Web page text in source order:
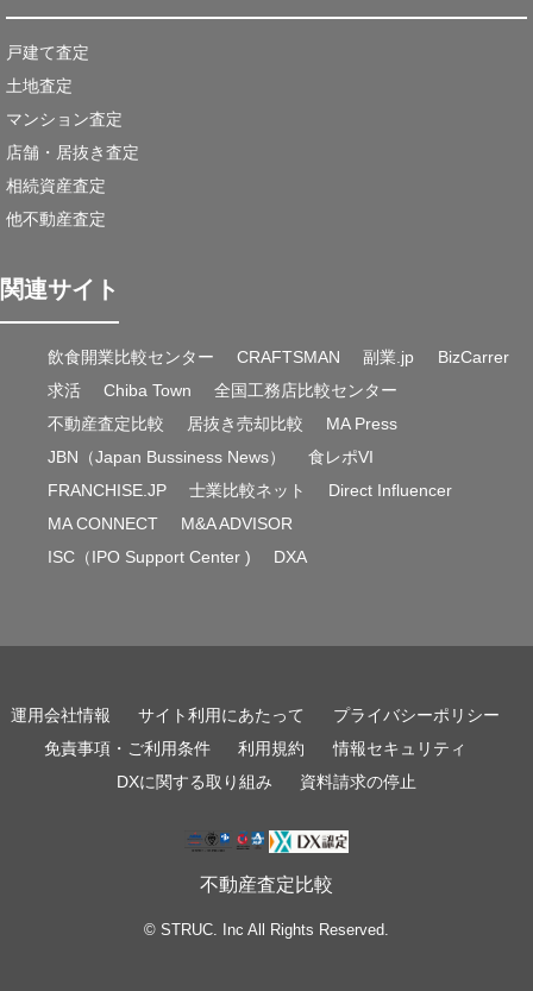
戸建て査定
土地査定
マンション査定
店舗・居抜き査定
相続資産査定
他不動産査定
関連サイト
飲食開業比較センター CRAFTSMAN 副業.jp
BizCarrer
求活
Chiba Town
全国工務店比較センター
不動産査定比較
居抜き売却比較
MA Press
JBN（Japan Bussiness News）
食レポVI
FRANCHISE.JP
士業比較ネット
Direct Influencer
MA CONNECT
M&A ADVISOR
ISC（IPO Support Center )
DXA
運用会社情報 サイト利用にあたって
プライバシーポリシー
免責事項・ご利用条件
利用規約
情報セキュリティ
DXに関する取り組み
資料請求の停止
不動産査定比較
© STRUC. Inc All Rights Reserved.